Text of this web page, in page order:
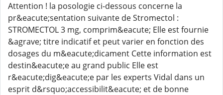
Attention ! la posologie ci-dessous concerne la
pr&eacute;sentation suivante de Stromectol :
STROMECTOL 3 mg, comprim&eacute; Elle est fournie
&agrave; titre indicatif et peut varier en fonction des
dosages du m&eacute;dicament Cette information est
destin&eacute;e au grand public Elle est
r&eacute;dig&eacute;e par les experts Vidal dans un
esprit d&rsquo;accessibilit&eacute; et de bonne